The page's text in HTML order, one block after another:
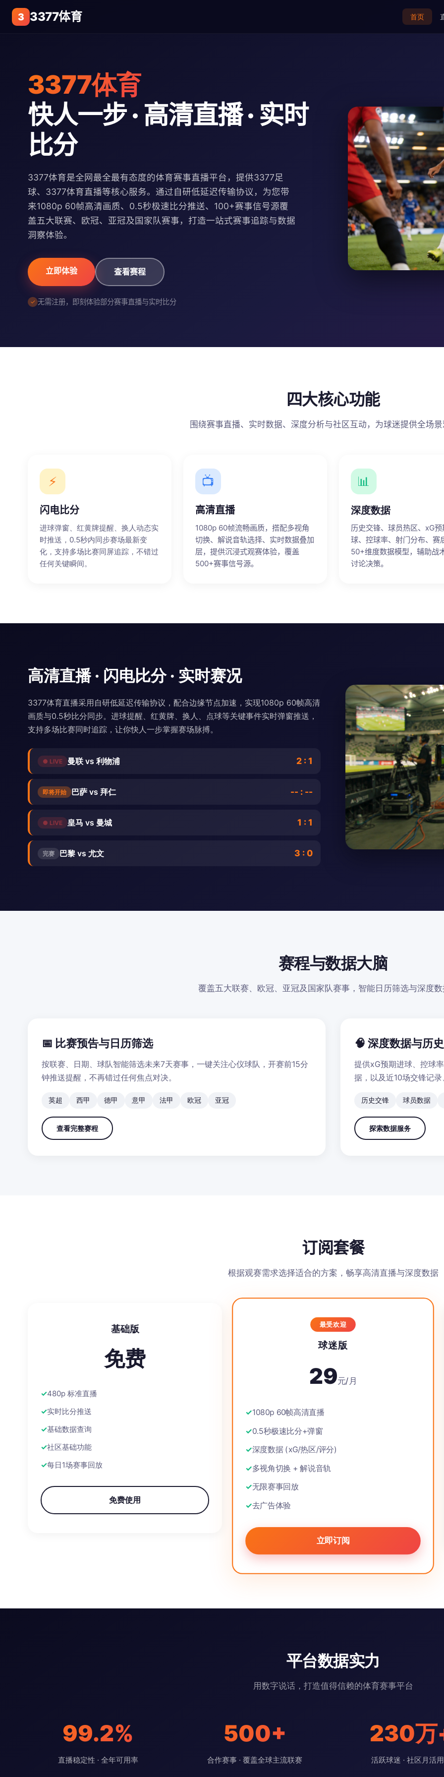
3 3377体育 首页
3377体育
快人一步 · 高清直播 · 实时
比分
3377体育是全网最全最有态度的体育赛事直播平台，提供3377足
球、3377体育直播等核心服务。通过自研低延迟传输协议，为您带
来1080p 60帧高清画质、0.5秒极速比分推送、100+赛事信号源覆
盖五大联赛、欧冠、亚冠及国家队赛事，打造一站式赛事追踪与数据
洞察体验。
立即体验 查看赛程
无需注册，即刻体验部分赛事直播与实时比分
四大核心功能
围绕赛事直播、实时数据、深度分析与社区互动，为球迷提供全场
⚡
闪电比分
进球弹窗、红黄牌提醒、换人动态实
时推送，0.5秒内同步赛场最新变
化，支持多场比赛同屏追踪，不错过
任何关键瞬间。
📺
高清直播
1080p 60帧流畅画质，搭配多视角
切换、解说音轨选择、实时数据叠加
层，提供沉浸式观赛体验，覆盖
500+赛事信号源。
📊
深度数据
历史交锋、球员热区、xG预
球、控球率、射门分布、赛
50+维度数据模型，辅助战
讨论决策。
高清直播 · 闪电比分 · 实时赛况
3377体育直播采用自研低延迟传输协议，配合边缘节点加速，实现1080p 60帧高清
画质与0.5秒比分同步。进球提醒、红黄牌、换人、点球等关键事件实时弹窗推送，
支持多场比赛同时追踪，让你快人一步掌握赛场脉搏。
● LIVE 曼联 vs 利物浦 2 : 1
即将开始 巴萨 vs 拜仁 -- : --
● LIVE 皇马 vs 曼城 1 : 1
完赛 巴黎 vs 尤文 3 : 0
赛程与数据大脑
覆盖五大联赛、欧冠、亚冠及国家队赛事，智能日历筛选与深度
📅 比赛预告与日历筛选
按联赛、日期、球队智能筛选未来7天赛事，一键关注心仪球队，开赛前15分
钟推送提醒，不再错过任何焦点对决。
英超 西甲 德甲 意甲 法甲 欧冠 亚冠
查看完整赛程
🧠 深度数据与历
提供xG预期进球、控球
据，以及近10场交锋记
历史交锋 球员数据
探索数据服务
订阅套餐
根据观赛需求选择适合的方案，畅享高清直播与深度数据
基础版
免费
480p 标准直播
实时比分推送
基础数据查询
社区基础功能
每日1场赛事回放
免费使用
最受欢迎
球迷版
29元/月
1080p 60帧高清直播
0.5秒极速比分+弹窗
深度数据 (xG/热区/评分)
多视角切换 + 解说音轨
无限赛事回放
去广告体验
立即订阅
平台数据实力
用数字说话，打造值得信赖的体育赛事平台
99.2%
直播稳定性 · 全年可用率
500+
合作赛事 · 覆盖全球主流联赛
230万
活跃球迷 · 社区月活